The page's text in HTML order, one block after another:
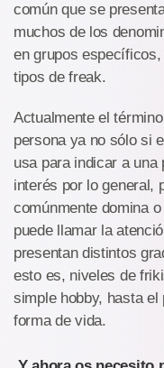
común que se
muchos de los
en grupos
tipos de freak.
Actualmente el
persona ya no sólo si
usa para indicar a una
interés por lo general,
comúnmente domina
puede llamar la
presentan distintos
esto es, niveles de
simple hobby, hasta
forma de vida.